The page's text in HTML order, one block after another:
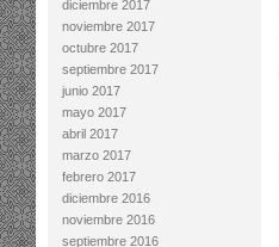
diciembre 2017
noviembre 2017
octubre 2017
septiembre 2017
junio 2017
mayo 2017
abril 2017
marzo 2017
febrero 2017
diciembre 2016
noviembre 2016
septiembre 2016